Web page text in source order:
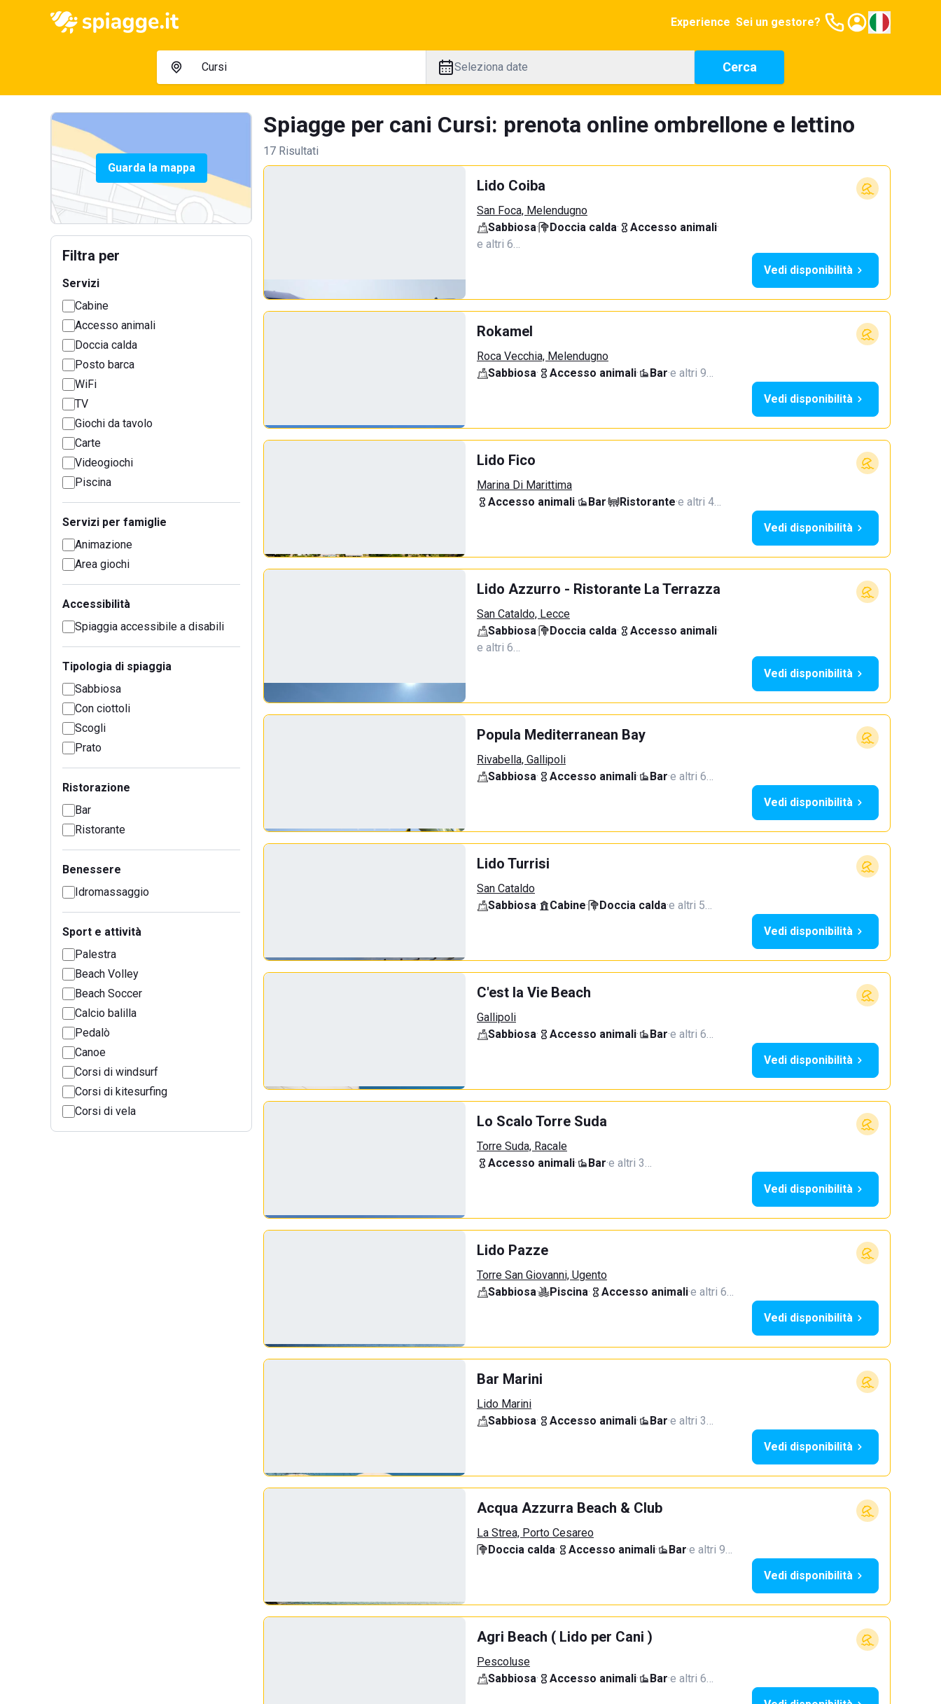
Experience Sei un gestore?
Seleziona date Cerca
Guarda la mappa
Filtra per
Servizi
Cabine
Accesso animali
Doccia calda
Posto barca
WiFi
TV
Giochi da tavolo
Carte
Videogiochi
Piscina
Servizi per famiglie
Animazione
Area giochi
Accessibilità
Spiaggia accessibile a disabili
Tipologia di spiaggia
Sabbiosa
Con ciottoli
Scogli
Prato
Ristorazione
Bar
Ristorante
Benessere
Idromassaggio
Sport e attività
Palestra
Beach Volley
Beach Soccer
Calcio balilla
Pedalò
Canoe
Corsi di windsurf
Corsi di kitesurfing
Corsi di vela
Spiagge per cani Cursi: prenota online ombrellone e lettino
17 Risultati
Lido Coiba
San Foca, Melendugno
Sabbiosa· Doccia calda· Accesso animali·
e altri 6…
Vedi disponibilità
Rokamel
Roca Vecchia, Melendugno
Sabbiosa· Accesso animali· Bar·e altri 9…
Vedi disponibilità
Lido Fico
Marina Di Marittima
Accesso animali· Bar· Ristorante·e altri 4…
Vedi disponibilità
Lido Azzurro - Ristorante La Terrazza
San Cataldo, Lecce
Sabbiosa· Doccia calda· Accesso animali·
e altri 6…
Vedi disponibilità
Popula Mediterranean Bay
Rivabella, Gallipoli
Sabbiosa· Accesso animali· Bar·e altri 6…
Vedi disponibilità
Lido Turrisi
San Cataldo
Sabbiosa· Cabine· Doccia calda·e altri 5…
Vedi disponibilità
C'est la Vie Beach
Gallipoli
Sabbiosa· Accesso animali· Bar·e altri 6…
Vedi disponibilità
Lo Scalo Torre Suda
Torre Suda, Racale
Accesso animali· Bar·e altri 3…
Vedi disponibilità
Lido Pazze
Torre San Giovanni, Ugento
Sabbiosa· Piscina· Accesso animali·e altri 6…
Vedi disponibilità
Bar Marini
Lido Marini
Sabbiosa· Accesso animali· Bar·e altri 3…
Vedi disponibilità
Acqua Azzurra Beach & Club
La Strea, Porto Cesareo
Doccia calda· Accesso animali· Bar·e altri 9…
Vedi disponibilità
Agri Beach ( Lido per Cani )
Pescoluse
Sabbiosa· Accesso animali· Bar·e altri 6…